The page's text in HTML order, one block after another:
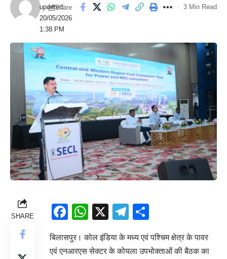
updated:
20/05/2026
1:38 PM
Share 3 Min Read
SHARE Facebook
WhatsApp
X Telegram
बिलासपुर। कोल इंडिया के मध्य एवं पश्चिम क्षेत्र के पावर
एवं एनआरएस सेक्टर के कोयला उपभोक्ताओं की बैठक का